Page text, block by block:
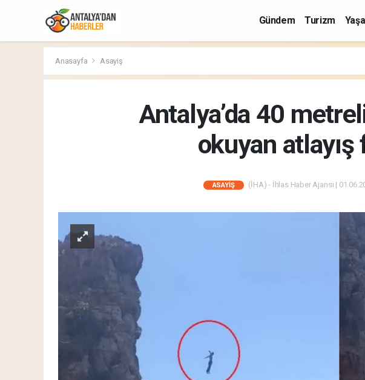
Gündem Turizm
Anasayfa Asayiş
Antalya’da 40
okuyan
ASAYIŞ (İHA) - İhlas Haber Ajansı |